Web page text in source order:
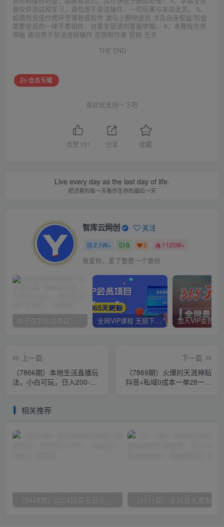
源仅供测试和学习，请勿用于非法操作，一切后果与本站无关。 5、
如遇到充值付费环节课程或软件 请马上删除退出 涉及自身权益/利益
需要投资的一律不要相信，访客发现请向客服举报。 6、本教程仅供
揭秘 请勿用于非法违规操作 否则和作者 官网 无关
THE END
会员专属
喜欢就支持一下吧
点赞 151 分享 收藏
Live every day as the last day of life.
把活着的每一天看作生命的最后一天
智库云网创 关注
2.1W+ 0 2 1125W+
我爱你，爱了整整一个曾经
你还在到处找项目？还在当韭菜？我靠卖项目一个月收入5万+，曾经我也是个失败者。 全网VIP课程 无损下载~
上一篇
（7866期）本地生活直播玩
法，小白可玩，日入200-
下一篇
（7869期）火爆的天涯神贴
抖音+私域0成本一单28一天
相关推荐